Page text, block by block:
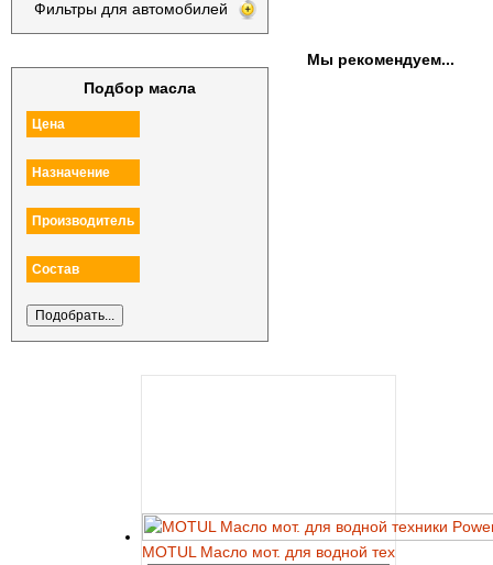
Фильтры для автомобилей
Подбор масла
Цена
Назначение
Производитель
Состав
Мы рекомендуем...
MOTUL Масло мот. для водной техники